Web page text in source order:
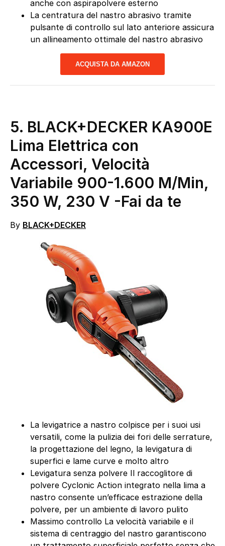
anche con aspirapolvere esterno
La centratura del nastro abrasivo tramite
pulsante di controllo sul lato anteriore assicura
un allineamento ottimale del nastro abrasivo
ACQUISTA DA AMAZON
5. BLACK+DECKER KA900E
Lima Elettrica con
Accessori, Velocità
Variabile 900-1.600 M/Min,
350 W, 230 V -Fai da te
By BLACK+DECKER
La levigatrice a nastro colpisce per i suoi usi
versatili, come la pulizia dei fori delle serrature,
la progettazione del legno, la levigatura di
superfici e lame curve e molto altro
Levigatura senza polvere Il raccoglitore di
polvere Cyclonic Action integrato nella lima a
nastro consente un’efficace estrazione della
polvere, per un ambiente di lavoro pulito
Massimo controllo La velocità variabile e il
sistema di centraggio del nastro garantiscono